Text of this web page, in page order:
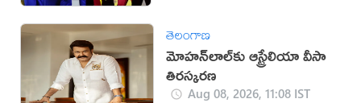
తెలంగాణ
మోహన్‌లాల్‌కు ఆస్ట్రేలియా వీసా
తిరస్కరణ
Aug 08, 2026, 11:08 IST